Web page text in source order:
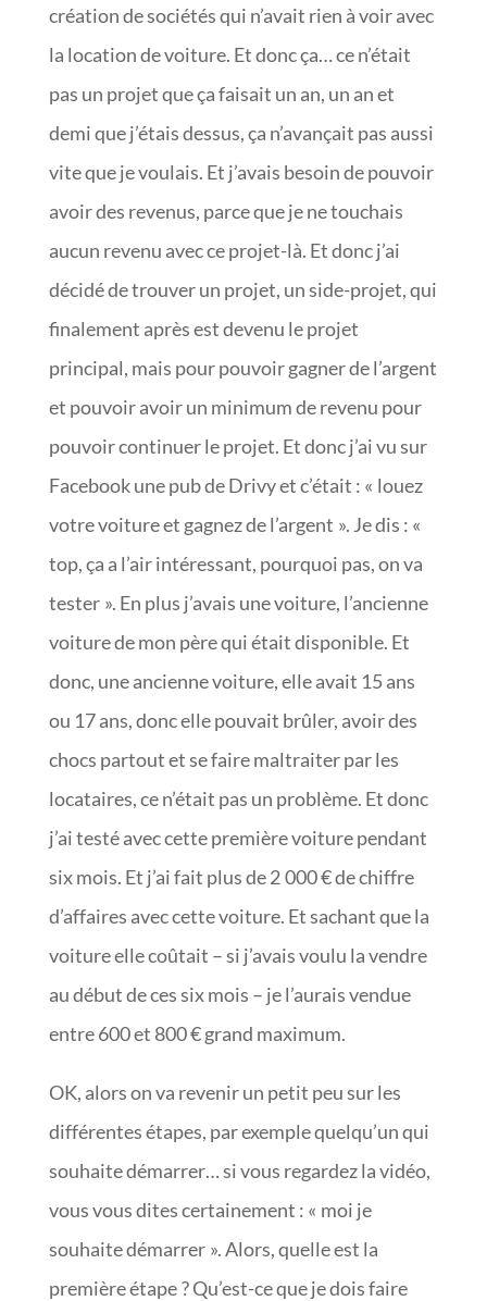
création de sociétés qui n’avait rien à voir avec
la location de voiture. Et donc ça… ce n’était
pas un projet que ça faisait un an, un an et
demi que j’étais dessus, ça n’avançait pas aussi
vite que je voulais. Et j’avais besoin de pouvoir
avoir des revenus, parce que je ne touchais
aucun revenu avec ce projet-là. Et donc j’ai
décidé de trouver un projet, un side-projet, qui
finalement après est devenu le projet
principal, mais pour pouvoir gagner de l’argent
et pouvoir avoir un minimum de revenu pour
pouvoir continuer le projet. Et donc j’ai vu sur
Facebook une pub de Drivy et c’était : « louez
votre voiture et gagnez de l’argent ». Je dis : «
top, ça a l’air intéressant, pourquoi pas, on va
tester ». En plus j’avais une voiture, l’ancienne
voiture de mon père qui était disponible. Et
donc, une ancienne voiture, elle avait 15 ans
ou 17 ans, donc elle pouvait brûler, avoir des
chocs partout et se faire maltraiter par les
locataires, ce n’était pas un problème. Et donc
j’ai testé avec cette première voiture pendant
six mois. Et j’ai fait plus de 2 000 € de chiffre
d’affaires avec cette voiture. Et sachant que la
voiture elle coûtait – si j’avais voulu la vendre
au début de ces six mois – je l’aurais vendue
entre 600 et 800 € grand maximum.
OK, alors on va revenir un petit peu sur les
différentes étapes, par exemple quelqu’un qui
souhaite démarrer… si vous regardez la vidéo,
vous vous dites certainement : « moi je
souhaite démarrer ». Alors, quelle est la
première étape ? Qu’est-ce que je dois faire